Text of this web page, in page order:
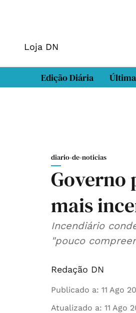
Loja DN
Edição Diária
diario-de-noticias
Governo
mais
Incendiário
"pouco
Redação DN
Publicado a: 11 Ago
Atualizado a: 11 Ago